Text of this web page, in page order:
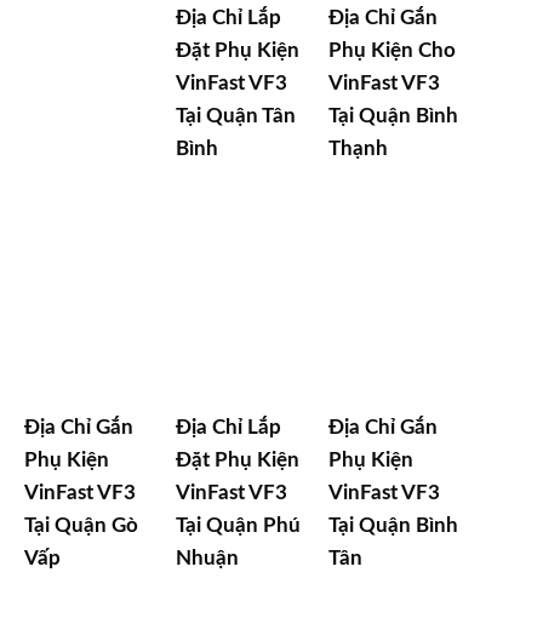
Địa Chỉ Lắp
Đặt Phụ Kiện
VinFast VF3
Tại Quận Tân
Bình
Địa Chỉ Gắn
Phụ Kiện Cho
VinFast VF3
Tại Quận Bình
Thạnh
Địa Chỉ Gắn
Phụ Kiện
VinFast VF3
Tại Quận Gò
Vấp
Địa Chỉ Lắp
Đặt Phụ Kiện
VinFast VF3
Tại Quận Phú
Nhuận
Địa Chỉ Gắn
Phụ Kiện
VinFast VF3
Tại Quận Bình
Tân